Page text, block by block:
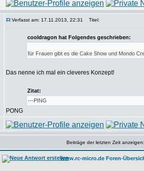
Verfasst am: 17.11.2013, 22:31 Titel:
cooldragon hat Folgendes geschrieben:
für Frauen gibt es die Cake Show und Mondo
Das nenne ich mal ein cleveres Konzept!
Zitat:
---PING
PONG
Beiträge der letzten Zeit
www.rc-micro.de Foren-